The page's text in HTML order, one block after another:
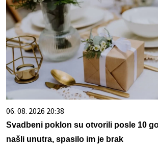
06. 08. 2026 20:38
Svadbeni poklon su otvorili posle 10
našli unutra, spasilo im je brak